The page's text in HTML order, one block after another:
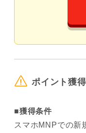
ポイント獲
■獲得条件
スマホMNPでの新